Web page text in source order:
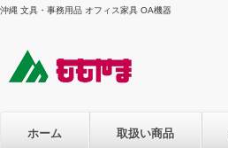
沖縄 文具・事務用品 オフィス家具 OA機器
ホーム 取扱い商品